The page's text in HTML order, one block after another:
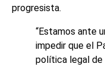
progresista.
“Estamos ante
impedir que el
política legal de